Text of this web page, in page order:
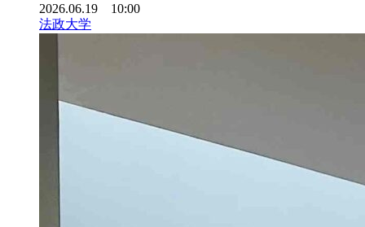
2026.06.19 10:00
法政大学